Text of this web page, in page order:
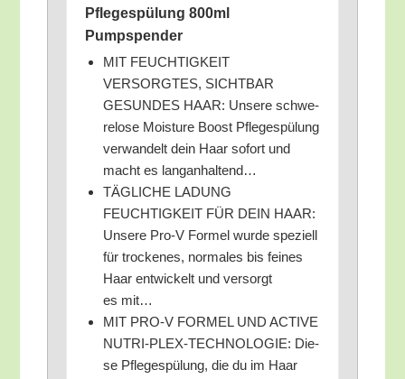
Pfle­ge­spü­lung 800ml
Pumpspender
MIT FEUCHTIGKEIT
VERSORGTES, SICHTBAR
GESUNDES HAAR: Unse­re schwe­
re­lo­se Mois­tu­re Boost Pfle­ge­spü­lung
ver­wan­delt dein Haar sofort und
macht es langanhaltend…
TÄGLICHE LADUNG
FEUCHTIGKEIT FÜR DEIN HAAR:
Unse­re Pro‑V For­mel wur­de spe­zi­ell
für tro­cke­nes, nor­ma­les bis fei­nes
Haar ent­wi­ckelt und ver­sorgt
es mit…
MIT PRO‑V FORMEL UND ACTIVE
NUTRI-PLEX-TECHNOLOGIE: Die­
se Pfle­ge­spü­lung, die du im Haar